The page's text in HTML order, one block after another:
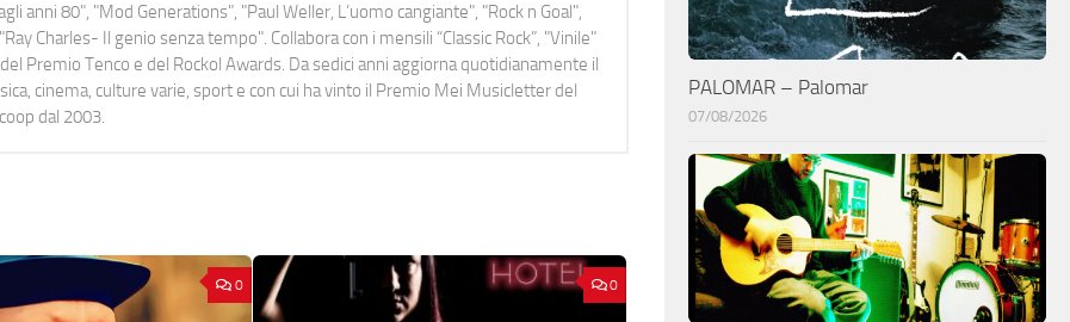
anni 80", "Mod Generations", "Paul Weller, L’uomo cangiante", "Rock n Goal",
Charles- Il genio senza tempo". Collabora con i mensili “Classic Rock”, "Vinile"
Premio Tenco e del Rockol Awards. Da sedici anni aggiorna quotidianamente il
cinema, culture varie, sport e con cui ha vinto il Premio Mei Musicletter del
dal 2003.
0 0
PALOMAR – Palomar
07/08/2026